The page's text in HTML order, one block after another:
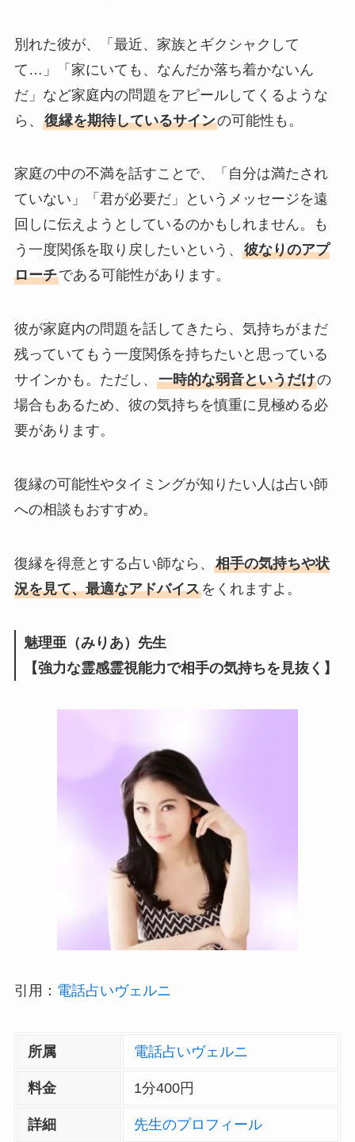
別れた彼が、「最近、家族とギクシャクして
て…」「家にいても、なんだか落ち着かないん
だ」など家庭内の問題をアピールしてくるような
ら、 復縁を期待しているサインの可能性も。
家庭の中の不満を話すことで、「自分は満たされ
ていない」「君が必要だ」というメッセージを遠
回しに伝えようとしているのかもしれません。も
う一度関係を取り戻したいという、 彼なりのアプ
ローチである可能性があります。
彼が家庭内の問題を話してきたら、気持ちがまだ
残っていてもう一度関係を持ちたいと思っている
サインかも。ただし、 一時的な弱音というだけの
場合もあるため、彼の気持ちを慎重に見極める必
要があります。
復縁の可能性やタイミングが知りたい人は占い師
への相談もおすすめ。
復縁を得意とする占い師なら、 相手の気持ちや状
況を見て、最適なアドバイスをくれますよ。
魅理亜（みりあ）先生
【強力な霊感霊視能力で相手の気持ちを見抜く】
引用： 電話占いヴェルニ
所属 電話占いヴェルニ
料金 1分400円
詳細 先生のプロフィール